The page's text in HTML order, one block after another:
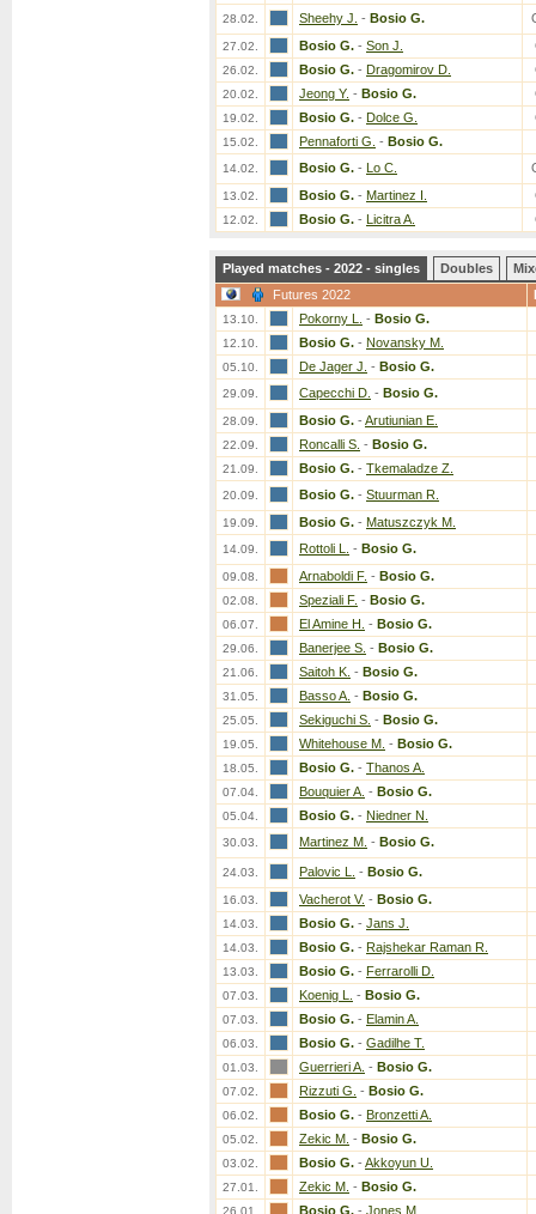
28.02. Sheehy J. - Bosio G.
27.02. Bosio G. - Son J.
26.02. Bosio G. - Dragomirov D.
20.02. Jeong Y. - Bosio G.
19.02. Bosio G. - Dolce G.
15.02. Pennaforti G. - Bosio G.
14.02. Bosio G. - Lo C.
13.02. Bosio G. - Martinez I.
12.02. Bosio G. - Licitra A.
Played matches - 2022 - singles Doubles
Futures 2022
13.10. Pokorny L. - Bosio G.
12.10. Bosio G. - Novansky M.
05.10. De Jager J. - Bosio G.
29.09. Capecchi D. - Bosio G.
28.09. Bosio G. - Arutiunian E.
22.09. Roncalli S. - Bosio G.
21.09. Bosio G. - Tkemaladze Z.
20.09. Bosio G. - Stuurman R.
19.09. Bosio G. - Matuszczyk M.
14.09. Rottoli L. - Bosio G.
09.08. Arnaboldi F. - Bosio G.
02.08. Speziali F. - Bosio G.
06.07. El Amine H. - Bosio G.
29.06. Banerjee S. - Bosio G.
21.06. Saitoh K. - Bosio G.
31.05. Basso A. - Bosio G.
25.05. Sekiguchi S. - Bosio G.
19.05. Whitehouse M. - Bosio G.
18.05. Bosio G. - Thanos A.
07.04. Bouquier A. - Bosio G.
05.04. Bosio G. - Niedner N.
30.03. Martinez M. - Bosio G.
24.03. Palovic L. - Bosio G.
16.03. Vacherot V. - Bosio G.
14.03. Bosio G. - Jans J.
14.03. Bosio G. - Rajshekar Raman R.
13.03. Bosio G. - Ferrarolli D.
07.03. Koenig L. - Bosio G.
07.03. Bosio G. - Elamin A.
06.03. Bosio G. - Gadilhe T.
01.03. Guerrieri A. - Bosio G.
07.02. Rizzuti G. - Bosio G.
06.02. Bosio G. - Bronzetti A.
05.02. Zekic M. - Bosio G.
03.02. Bosio G. - Akkoyun U.
27.01. Zekic M. - Bosio G.
26.01. Bosio G. - Jones M.